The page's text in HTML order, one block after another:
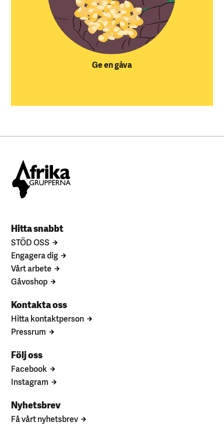
Ge en gåva
Hitta snabbt
STÖD OSS
Engagera dig
Vårt arbete
Gåvoshop
Kontakta oss
Hitta kontaktperson
Pressrum
Följ oss
Facebook
Instagram
Nyhetsbrev
Få vårt nyhetsbrev